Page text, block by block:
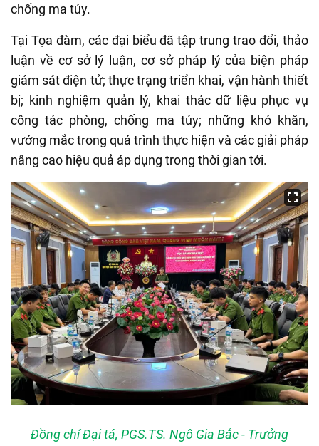
chống ma túy.
Tại Tọa đàm, các đại biểu đã tập trung trao đổi, thảo
luận về cơ sở lý luận, cơ sở pháp lý của biện pháp
giám sát điện tử; thực trạng triển khai, vận hành thiết
bị; kinh nghiệm quản lý, khai thác dữ liệu phục vụ
công tác phòng, chống ma túy; những khó khăn,
vướng mắc trong quá trình thực hiện và các giải pháp
nâng cao hiệu quả áp dụng trong thời gian tới.
Đồng chí Đại tá, PGS.TS. Ngô Gia Bắc - Trưởng